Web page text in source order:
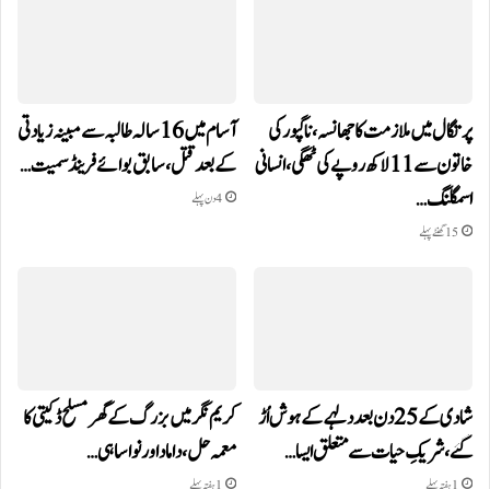
پرتگال میں ملازمت کا جھانسہ،ناگپور کی
خاتون سے 11 لاکھ روپے کی ٹھگی، انسانی
اسمگلنگ…
15 گھنٹے پہلے
آسام میں 16 سالہ طالبہ سے مبینہ زیادتی
کے بعد قتل، سابق بوائے فرینڈ سمیت…
4 دن پہلے
شادی کے 25 دن بعد دلہے کے ہوش اُڑ
گئے، شریکِ حیات سے متعلق ایسا…
1 ہفتہ پہلے
کریم نگر میں بزرگ کے گھر مسلح ڈکیتی کا
معمہ حل، داماد اور نواسا ہی…
1 ہفتہ پہلے